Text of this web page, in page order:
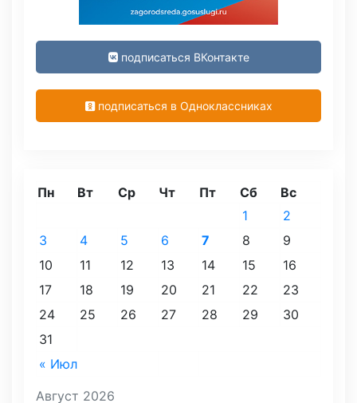
подписаться ВКонтакте
подписаться в Одноклассниках
Август 2026
Пн Вт Ср Чт Пт Сб Вс
« Июл
1
2
3
4 5 6 7 8
9
10
11 12 13 14 15
16
17
18 19 20 21 22
23
24
25 26 27 28 29
30
31